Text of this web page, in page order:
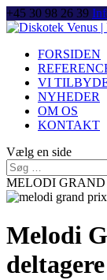
+45 30 98 26 39
FORSIDEN
VI
NYHEDER
OM OS
KONTAKT
Vælg en side
MELODI GRAND
Melodi
deltagere